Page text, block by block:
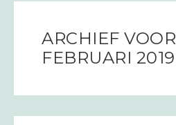
ARCHIEF VOOR
FEBRUARI 2019